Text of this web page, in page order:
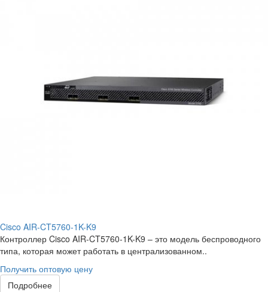
Cisco AIR-CT5760-1K-K9
Контроллер Cisco AIR-CT5760-1K-K9 – это модель беспроводного
типа, которая может работать в централизованном..
Получить оптовую цену
Подробнее